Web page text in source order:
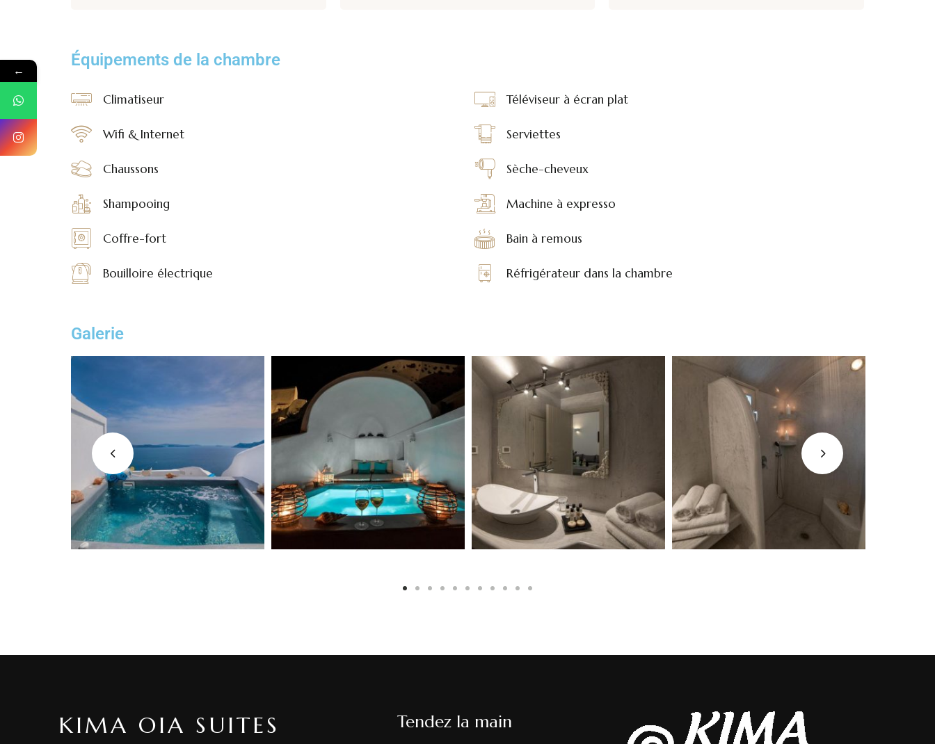
Équipements de la chambre
Climatiseur Téléviseur à écran plat
Wifi & Internet Serviettes
Chaussons Sèche-cheveux
Shampooing Machine à expresso
Coffre-fort Bain à remous
Bouilloire électrique Réfrigérateur dans la chambre
Galerie
KIMA OIA SUITES Tendez la main
←